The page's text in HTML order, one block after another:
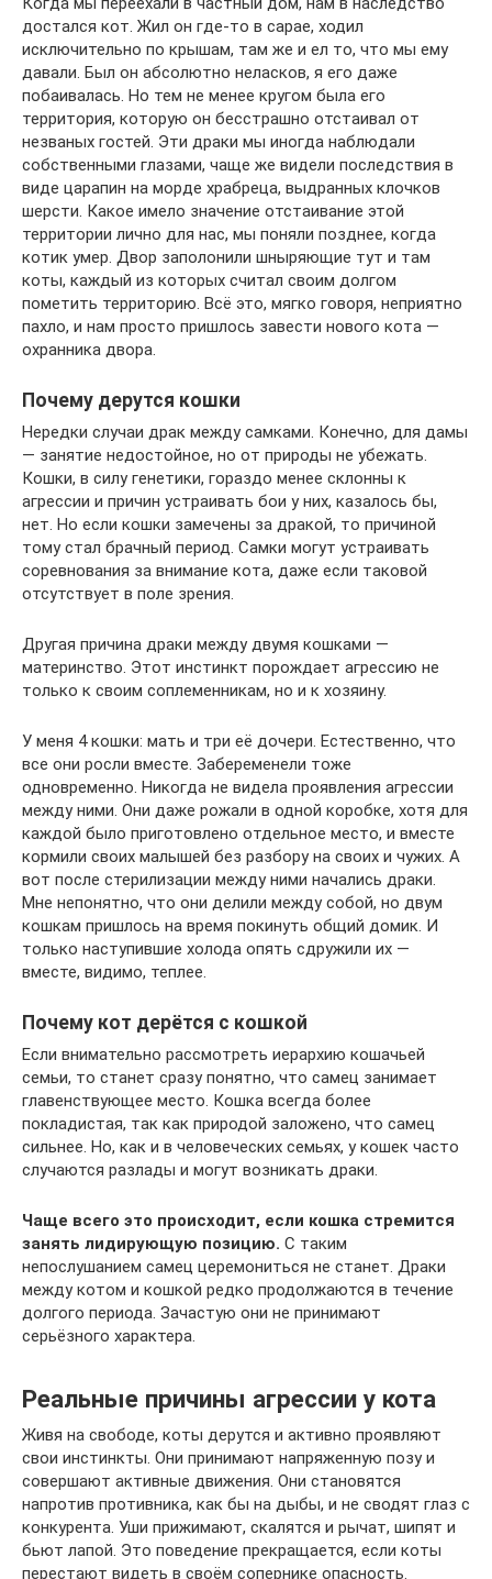
достался кот. Жил он где-то в сарае, ходил
исключительно по крышам, там же и ел то, что мы ему
давали. Был он абсолютно неласков, я его даже
побаивалась. Но тем не менее кругом была его
территория, которую он бесстрашно отстаивал от
незваных гостей. Эти драки мы иногда наблюдали
собственными глазами, чаще же видели последствия в
виде царапин на морде храбреца, выдранных клочков
шерсти. Какое имело значение отстаивание этой
территории лично для нас, мы поняли позднее, когда
котик умер. Двор заполонили шныряющие тут и там
коты, каждый из которых считал своим долгом
пометить территорию. Всё это, мягко говоря, неприятно
пахло, и нам просто пришлось завести нового кота —
охранника двора.
Почему дерутся кошки
Нередки случаи драк между самками. Конечно, для дамы
— занятие недостойное, но от природы не убежать.
Кошки, в силу генетики, гораздо менее склонны к
агрессии и причин устраивать бои у них, казалось бы,
нет. Но если кошки замечены за дракой, то причиной
тому стал брачный период. Самки могут устраивать
соревнования за внимание кота, даже если таковой
отсутствует в поле зрения.
Другая причина драки между двумя кошками —
материнство. Этот инстинкт порождает агрессию не
только к своим соплеменникам, но и к хозяину.
У меня 4 кошки: мать и три её дочери. Естественно, что
все они росли вместе. Забеременели тоже
одновременно. Никогда не видела проявления агрессии
между ними. Они даже рожали в одной коробке, хотя для
каждой было приготовлено отдельное место, и вместе
кормили своих малышей без разбору на своих и чужих. А
вот после стерилизации между ними начались драки.
Мне непонятно, что они делили между собой, но двум
кошкам пришлось на время покинуть общий домик. И
только наступившие холода опять сдружили их —
вместе, видимо, теплее.
Почему кот дерётся с кошкой
Если внимательно рассмотреть иерархию кошачьей
семьи, то станет сразу понятно, что самец занимает
главенствующее место. Кошка всегда более
покладистая, так как природой заложено, что самец
сильнее. Но, как и в человеческих семьях, у кошек часто
случаются разлады и могут возникать драки.
Чаще всего это происходит, если кошка стремится
занять лидирующую позицию. С таким
непослушанием самец церемониться не станет. Драки
между котом и кошкой редко продолжаются в течение
долгого периода. Зачастую они не принимают
серьёзного характера.
Реальные причины агрессии у кота
Живя на свободе, коты дерутся и активно проявляют
свои инстинкты. Они принимают напряженную позу и
совершают активные движения. Они становятся
напротив противника, как бы на дыбы, и не сводят глаз с
конкурента. Уши прижимают, скалятся и рычат, шипят и
бьют лапой. Это поведение прекращается, если коты
перестают видеть в своём сопернике опасность.